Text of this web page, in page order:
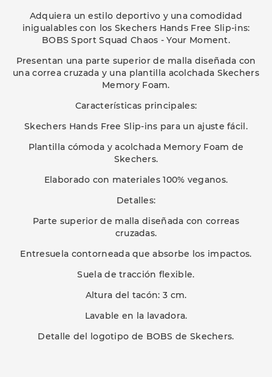
Adquiera un estilo deportivo y una comodidad
inigualables con los Skechers Hands Free Slip-ins:
BOBS Sport Squad Chaos - Your Moment.
Presentan una parte superior de malla diseñada con
una correa cruzada y una plantilla acolchada Skechers
Memory Foam.
Características principales:
Skechers Hands Free Slip-ins para un ajuste fácil.
Plantilla cómoda y acolchada Memory Foam de
Skechers.
Elaborado con materiales 100% veganos.
Detalles:
Parte superior de malla diseñada con correas
cruzadas.
Entresuela contorneada que absorbe los impactos.
Suela de tracción flexible.
Altura del tacón: 3 cm.
Lavable en la lavadora.
Detalle del logotipo de BOBS de Skechers.